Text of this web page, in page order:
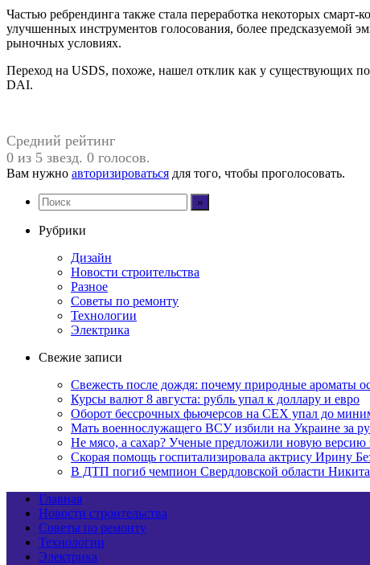
Частью ребрендинга также стала переработка некоторых
улучшенных инструментов голосования, более предсказуемой
рыночных условиях.
Переход на USDS, похоже, нашел отклик как у существующих
DAI.
Средний рейтинг
0 из 5 звезд. 0 голосов.
Вам нужно авторизироваться для того, чтобы проголосовать.
Рубрики
Дизайн
Новости строительства
Разное
Советы по ремонту
Технологии
Электрика
Свежие записи
Свежесть после дождя: почему природные ароматы
Курсы валют 8 августа: рубль упал к доллару и евро
Оборот бессрочных фьючерсов на CEX упал до
Мать военнослужащего ВСУ избили на Украине за
Не мясо, а сахар? Ученые предложили новую версию
Скорая помощь госпитализировала актрису Ирину
В ДТП погиб чемпион Свердловской области
Главная
Новости строительства
Советы по ремонту
Технологии
Электрика